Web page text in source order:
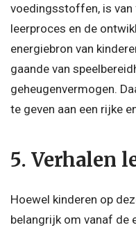
voedingsstoffen, is
leerproces en de
energiebron van
gaande van
geheugenvermogen.
te geven aan een rijke
5. Verhalen
Hoewel kinderen op
belangrijk om vanaf de